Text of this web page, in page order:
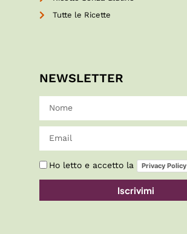
Tutte le Ricette
NEWSLETTER
Ho letto e accetto la Privacy Policy
Iscrivimi